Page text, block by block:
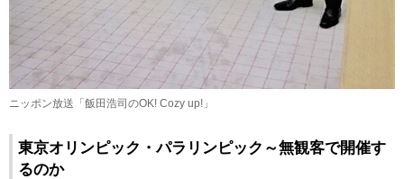
ニッポン放送「飯田浩司のOK! Cozy up!」
東京オリンピック・パラリンピック～無観客で開催す
るのか